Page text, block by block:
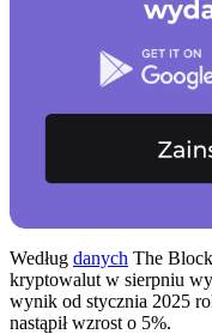
Według danych The
kryptowalut w sierpniu
wynik od stycznia 2025
nastąpił wzrost o 5%.